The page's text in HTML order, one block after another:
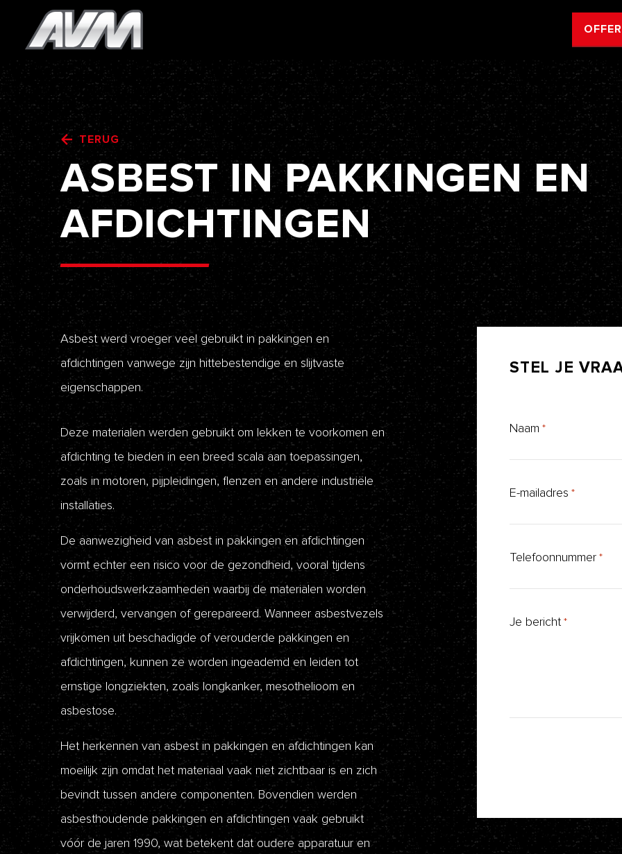
TERUG
ASBEST IN PAKKINGEN EN
AFDICHTINGEN
Asbest werd vroeger veel gebruikt in pakkingen en
afdichtingen vanwege zijn hittebestendige en slijtvaste
eigenschappen.
Deze materialen werden gebruikt om lekken te voorkomen en
afdichting te bieden in een breed scala aan toepassingen,
zoals in motoren, pijpleidingen, flenzen en andere industriële
installaties.
De aanwezigheid van asbest in pakkingen en afdichtingen
vormt echter een risico voor de gezondheid, vooral tijdens
onderhoudswerkzaamheden waarbij de materialen worden
verwijderd, vervangen of gerepareerd. Wanneer asbestvezels
vrijkomen uit beschadigde of verouderde pakkingen en
afdichtingen, kunnen ze worden ingeademd en leiden tot
ernstige longziekten, zoals longkanker, mesothelioom en
asbestose.
Het herkennen van asbest in pakkingen en afdichtingen kan
moeilijk zijn omdat het materiaal vaak niet zichtbaar is en zich
bevindt tussen andere componenten. Bovendien werden
asbesthoudende pakkingen en afdichtingen vaak gebruikt
vóór de jaren 1990, wat betekent dat oudere apparatuur en
STEL JE
Naam *
E-mailadres *
Telefoonnummer *
Je bericht *